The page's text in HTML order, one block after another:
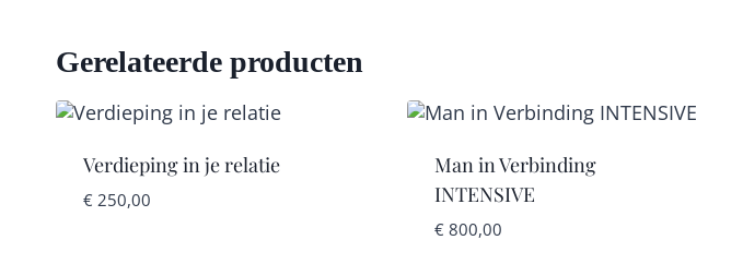
Gerelateerde producten
Verdieping in je relatie
€250,00
Man in Verbinding
INTENSIVE
€800,00